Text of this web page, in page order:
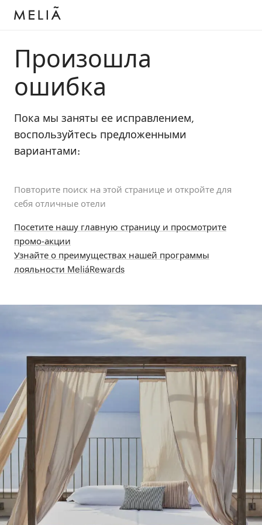
Произошла
ошибка
Пока мы заняты ее исправлением,
воспользуйтесь предложенными
вариантами:
Повторите поиск на этой странице и откройте для
себя отличные отели
Посетите нашу главную страницу и просмотрите
промо-акции
Узнайте о преимуществах нашей программы
лояльности MeliáRewards